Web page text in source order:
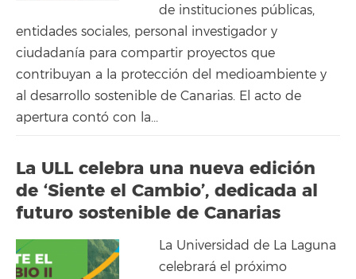
de instituciones públicas,
entidades sociales, personal investigador y
ciudadanía para compartir proyectos que
contribuyan a la protección del medioambiente y
al desarrollo sostenible de Canarias. El acto de
apertura contó con la...
La ULL celebra una nueva edición
de ‘Siente el Cambio’, dedicada al
futuro sostenible de Canarias
La Universidad de La Laguna
celebrará el próximo